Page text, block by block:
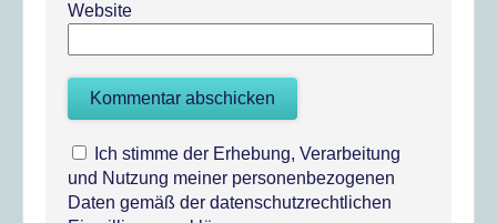
Website
Ich stimme der Erhebung, Verarbeitung
und Nutzung meiner personenbezogenen
Daten gemäß der datenschutzrechtlichen